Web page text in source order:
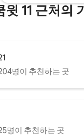
포함됩니다.
공간의
윗 11 근처의
명이 추천하는 곳
명이 추천하는 곳